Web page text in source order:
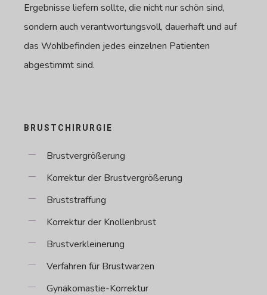
Ergebnisse liefern sollte, die nicht nur schön sind,
sondern auch verantwortungsvoll, dauerhaft und auf
das Wohlbefinden jedes einzelnen Patienten
abgestimmt sind.
BRUSTCHIRURGIE
Brustvergrößerung
Korrektur der Brustvergrößerung
Bruststraffung
Korrektur der Knollenbrust
Brustverkleinerung
Verfahren für Brustwarzen
Gynäkomastie-Korrektur